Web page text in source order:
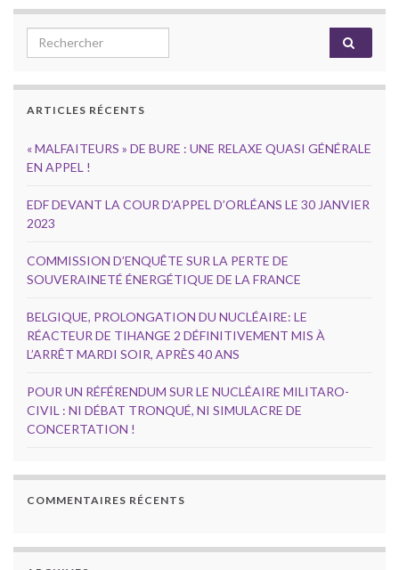
Search for:
ARTICLES RÉCENTS
« MALFAITEURS » DE BURE : UNE RELAXE QUASI GÉNÉRALE
EN APPEL !
EDF DEVANT LA COUR D’APPEL D’ORLÉANS LE 30 JANVIER
2023
COMMISSION D’ENQUÊTE SUR LA PERTE DE
SOUVERAINETÉ ÉNERGÉTIQUE DE LA FRANCE
BELGIQUE, PROLONGATION DU NUCLÉAIRE: LE
RÉACTEUR DE TIHANGE 2 DÉFINITIVEMENT MIS À
L’ARRÊT MARDI SOIR, APRÈS 40 ANS
POUR UN RÉFÉRENDUM SUR LE NUCLÉAIRE MILITARO-
CIVIL : NI DÉBAT TRONQUÉ, NI SIMULACRE DE
CONCERTATION !
COMMENTAIRES RÉCENTS